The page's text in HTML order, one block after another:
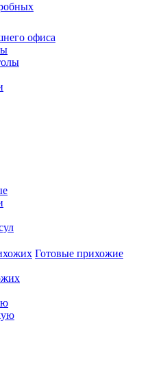
офиса
Готовые прихожие